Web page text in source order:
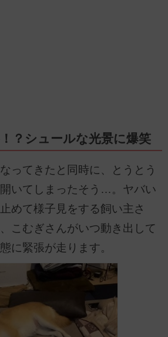
？シュールな光景に爆笑
ってきたと同時に、とうとう
いてしまったそう…。ヤバい
めて様子見をする飼い主さ
こむぎさんがいつ動き出して
に緊張が走ります。